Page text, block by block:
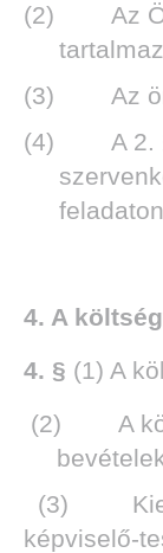
(2) Az
(3) Az
(4) A 2. §
4. A
4. § (1) A
(2) A
(3)
képviselő-